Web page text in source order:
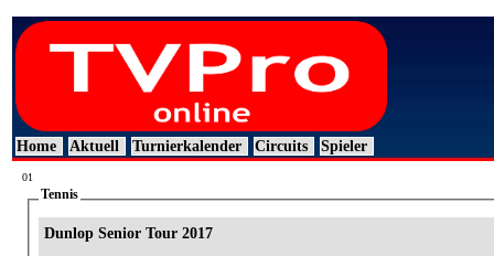
Home Aktuell Turnierkalender Circuits Spieler
01
Tennis
Dunlop Senior Tour 2017